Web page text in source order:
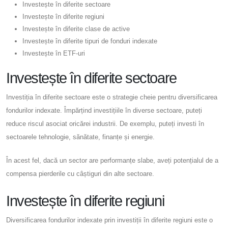
Investește în diferite sectoare
Investește în diferite regiuni
Investește în diferite clase de active
Investește în diferite tipuri de fonduri indexate
Investește în ETF-uri
Investește în diferite sectoare
Investiția în diferite sectoare este o strategie cheie pentru diversificarea
fondurilor indexate. Împărțind investițiile în diverse sectoare, puteți
reduce riscul asociat oricărei industrii. De exemplu, puteți investi în
sectoarele tehnologie, sănătate, finanțe și energie.
În acest fel, dacă un sector are performanțe slabe, aveți potențialul de a
compensa pierderile cu câștiguri din alte sectoare.
Investește în diferite regiuni
Diversificarea fondurilor indexate prin investiții în diferite regiuni este o